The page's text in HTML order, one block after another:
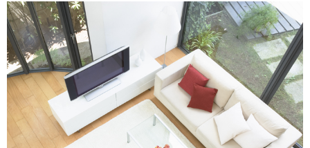
その他設備交換
給湯器の交換
リフォームパック
リフォームパック